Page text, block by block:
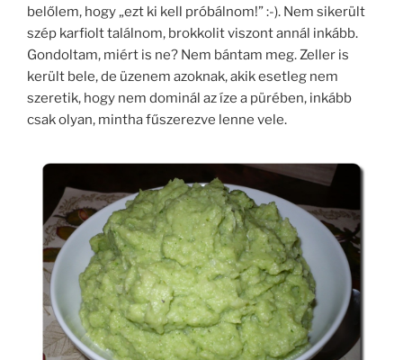
belőlem, hogy „ezt ki kell próbálnom!” :-). Nem sikerült
szép karfiolt találnom, brokkolit viszont annál inkább.
Gondoltam, miért is ne? Nem bántam meg. Zeller is
került bele, de üzenem azoknak, akik esetleg nem
szeretik, hogy nem dominál az íze a pürében, inkább
csak olyan, mintha fűszerezve lenne vele.